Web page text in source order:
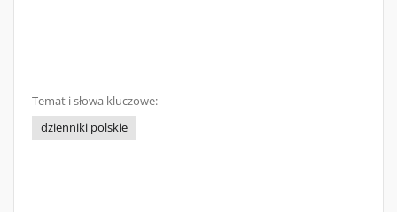
Temat i słowa kluczowe:
dzienniki polskie